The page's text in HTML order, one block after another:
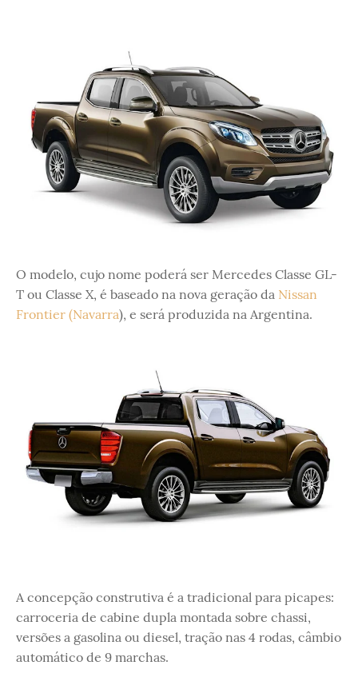
O modelo, cujo nome poderá ser Mercedes Classe GL-
T ou Classe X, é baseado na nova geração da Nissan
Frontier (Navarra), e será produzida na Argentina.
A concepção construtiva é a tradicional para picapes:
carroceria de cabine dupla montada sobre chassi,
versões a gasolina ou diesel, tração nas 4 rodas, câmbio
automático de 9 marchas.